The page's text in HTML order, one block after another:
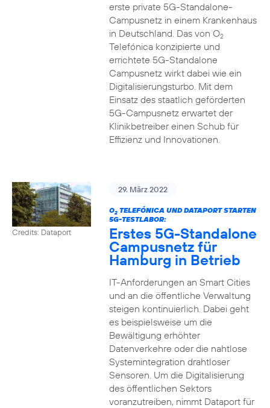
erste private 5G-Standalone-
Campusnetz in einem Krankenhaus
in Deutschland. Das von O2
Telefónica konzipierte und
errichtete 5G-Standalone
Campusnetz wirkt dabei wie ein
Digitalisierungsturbo. Mit dem
Einsatz des staatlich geförderten
5G-Campusnetz erwartet der
Klinikbetreiber einen Schub für
Effizienz und Innovationen.
Credits: Dataport
29. März 2022
O2TELEFÓNICA UND DATAPORT STARTEN
5G-TESTLABOR:
Erstes 5G-Standalone
Campusnetz für
Hamburg in Betrieb
IT-Anforderungen an Smart Cities
und an die öffentliche Verwaltung
steigen kontinuierlich. Dabei geht
es beispielsweise um die
Bewältigung erhöhter
Datenverkehre oder die nahtlose
Systemintegration drahtloser
Sensoren. Um die Digitalisierung
des öffentlichen Sektors
voranzutreiben, nimmt Dataport für